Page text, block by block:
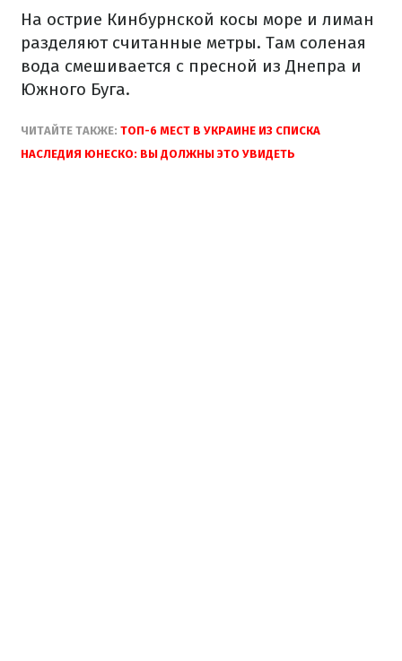
На острие Кинбурнской косы море и лиман
разделяют считанные метры. Там соленая
вода смешивается с пресной из Днепра и
Южного Буга.
ЧИТАЙТЕ ТАКЖЕ: ТОП-6 МЕСТ В УКРАИНЕ ИЗ СПИСКА
НАСЛЕДИЯ ЮНЕСКО: ВЫ ДОЛЖНЫ ЭТО УВИДЕТЬ